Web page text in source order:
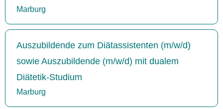
Marburg
Auszubildende zum Diätassistenten (m/w/d)
sowie Auszubildende (m/w/d) mit dualem
Diätetik-Studium
Marburg